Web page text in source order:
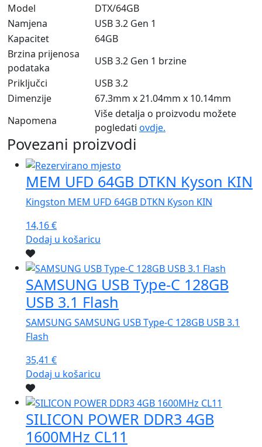
Model
DTX/64GB
Namjena
USB 3.2 Gen 1
Kapacitet
64GB
Brzina prijenosa
podataka
USB 3.2 Gen 1 brzine
Priključci
USB 3.2
Dimenzije
67.3mm x 21.04mm x 10.14mm
Napomena
Više detalja o proizvodu možete
pogledati ovdje.
Povezani proizvodi
MEM UFD 64GB DTKN Kyson KIN
Kingston MEM UFD 64GB DTKN Kyson KIN
14,16€
Dodaj u košaricu
SAMSUNG USB Type-C 128GB
USB 3.1 Flash
SAMSUNG SAMSUNG USB Type-C 128GB USB 3.1
Flash
35,41 €
Dodaj u košaricu
SILICON POWER DDR3 4GB
1600MHz CL11